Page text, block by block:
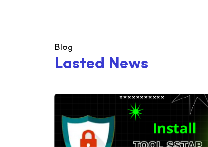
Blog
Lasted News